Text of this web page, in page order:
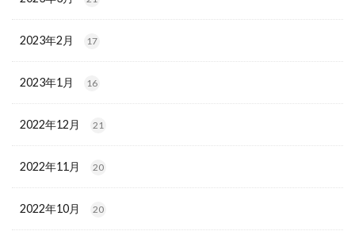
2023年2月 17
2023年1月 16
2022年12月 21
2022年11月 20
2022年10月 20